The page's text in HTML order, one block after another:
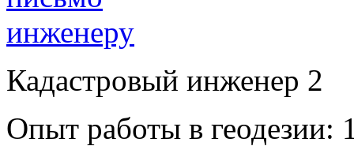
Кадастровый инженер 2
Опыт работы в геодезии: